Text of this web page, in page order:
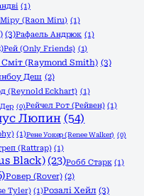
(1)
(Raon Miru) (1)
(3)Рафаель Андрюк (1)
Рей (Only Friends) (1)
(Raymond Smith) (3)
Деш (2)
(Reynold Eckhart) (1)
Дер (0)Рейчел Рот (Рейвен) (1)
Люпин (54)
(1)Рене Уокер (Renee Walker) (0)
(Rattrap) (1)
Black) (23)Робб Старк (1)
Ровер (Rover) (2)
Tyler) (1)Розалі Хейл (3)